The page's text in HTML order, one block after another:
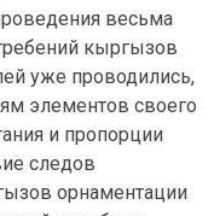
весьма
кыргызов
уже проводились,
элементов своего
и пропорции
следов
орнаментации